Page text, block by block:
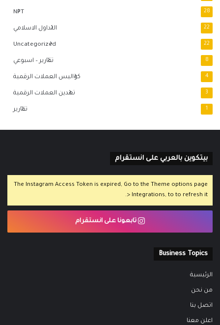
NFT 28
التداول الاسلامي 22
Uncategorized 22
تقارير – اسبوعي 8
كواليس العملات الرقمية 4
تعدين العملات الرقمية 3
تقارير 1
بيتكوين بالعربي على انستقرام
The Instagram Access Token is expired, Go to the Theme options page
> Integrations, to to refresh it.
تابعونا على انستقرام
Business Topics
الرئيسية
من نحن
اتصل بنا
اعلن معنا